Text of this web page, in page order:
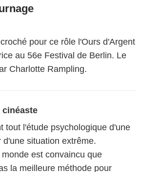
pour ce rôle l'Ours d'Argent
au 56e Festival de Berlin. Le
Charlotte Rampling.
tout l'étude psychologique d'une
d'une situation extrême.
est convaincu que
la meilleure méthode pour